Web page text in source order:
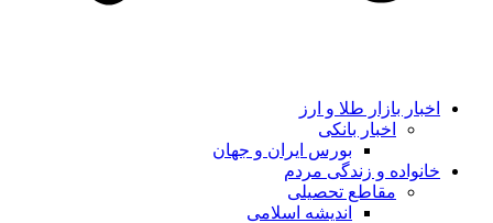
اخبار بازار طلا و ارز
اخبار بانکی
بورس ایران و جهان
خانواده و زندگی مردم
مقاطع تحصیلی
اندیشه اسلامی